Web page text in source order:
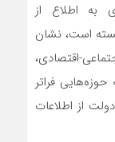
به اطلاع از
است، نشان
اقتصادی،
فراتر
از اطلاعات